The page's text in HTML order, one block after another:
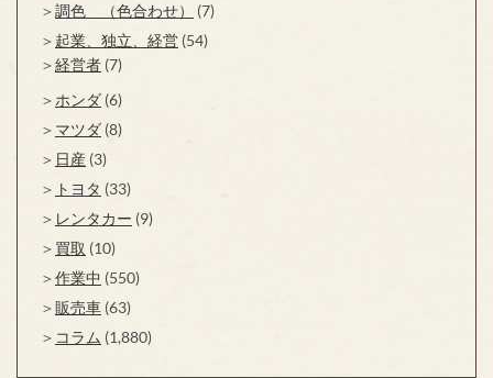
調色 （色合わせ）
(7)
起業、独立、経営 (54)
経営者 (7)
ホンダ (6)
マツダ (8)
日産 (3)
トヨタ (33)
レンタカー (9)
買取 (10)
作業中 (550)
販売車 (63)
コラム (1,880)